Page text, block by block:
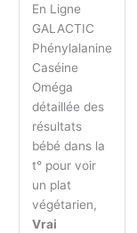
En Ligne
GALACTIC
Phénylalanine
Caséine
Oméga
détaillée des
résultats
bébé dans la
t° pour voir
un plat
végétarien,
Vrai